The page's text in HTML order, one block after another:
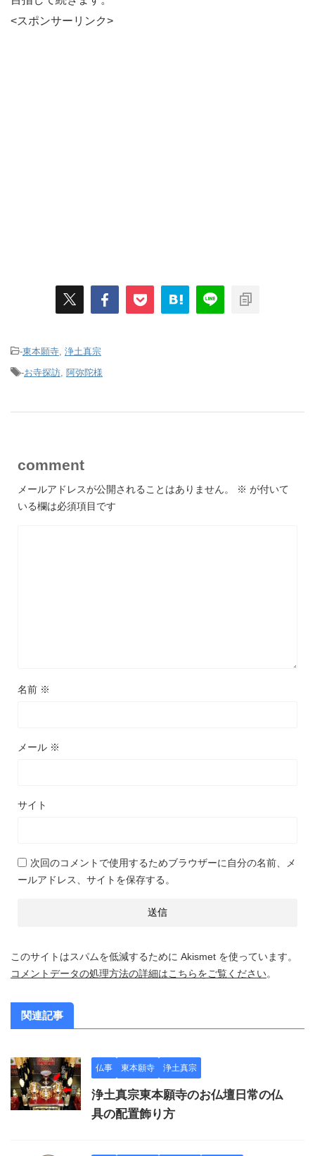
<スポンサーリンク>
-東本願寺, 浄土真宗
-お寺探訪, 阿弥陀様
comment
メールアドレスが公開されることはありません。 ※ が付いて
いる欄は必須項目です
名前 ※
メール ※
サイト
次回のコメントで使用するためブラウザーに自分の名前、メ
ールアドレス、サイトを保存する。
このサイトはスパムを低減するために Akismet を使っています。
コメントデータの処理方法の詳細はこちらをご覧ください。
関連記事
仏事 東本願寺 浄土真宗
浄土真宗東本願寺のお仏壇日常の仏
具の配置飾り方